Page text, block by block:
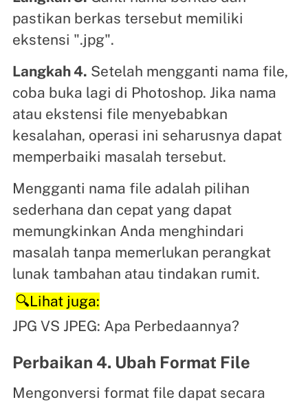
pastikan berkas tersebut memiliki
ekstensi ".jpg".
Langkah 4. Setelah mengganti nama file,
coba buka lagi di Photoshop. Jika nama
atau ekstensi file menyebabkan
kesalahan, operasi ini seharusnya dapat
memperbaiki masalah tersebut.
Mengganti nama file adalah pilihan
sederhana dan cepat yang dapat
memungkinkan Anda menghindari
masalah tanpa memerlukan perangkat
lunak tambahan atau tindakan rumit.
🔍Lihat juga:
JPG VS JPEG: Apa Perbedaannya?
Perbaikan 4. Ubah Format File
Mengonversi format file dapat secara